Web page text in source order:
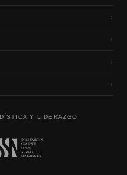
›
›
›
›
Y LIDERAZGO